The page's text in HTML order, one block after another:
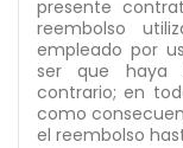
presente
reembolso
empleado por
ser que haya
contrario; en
como
el reembolso